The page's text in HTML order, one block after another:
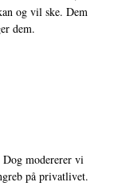
og vil ske. Dem
dem.
modererer vi
på privatlivet.